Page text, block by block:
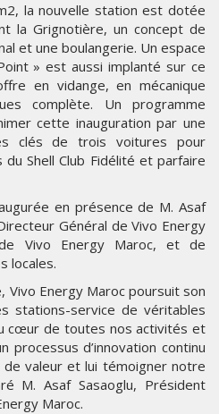
la nouvelle station est dotée
la Grignotière, un concept de
et une boulangerie. Un espace
» est aussi implanté sur ce
en vidange, en mécanique
complète. Un programme
cette inauguration par une
clés de trois voitures pour
Shell Club Fidélité et parfaire
en présence de M. Asaf
Général de Vivo Energy
Vivo Energy Maroc, et de
locales.
Energy Maroc poursuit son
stations-service de véritables
cœur de toutes nos activités et
processus d’innovation continu
valeur et lui témoigner notre
M. Asaf Sasaoglu, Président
Maroc.